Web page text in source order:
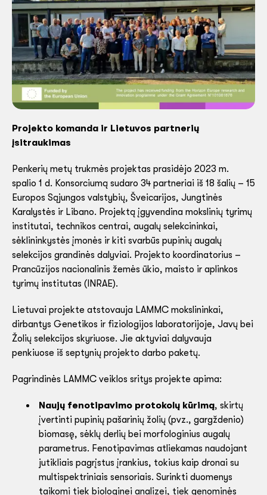
Projekto komanda ir Lietuvos partnerių
įsitraukimas
Penkerių metų trukmės projektas prasidėjo 2023 m.
spalio 1 d. Konsorciumą sudaro 34 partneriai iš 18 šalių – 15
Europos Sąjungos valstybių, Šveicarijos, Jungtinės
Karalystės ir Libano. Projektą įgyvendina mokslinių tyrimų
institutai, technikos centrai, augalų selekcininkai,
sėklininkystės įmonės ir kiti svarbūs pupinių augalų
selekcijos grandinės dalyviai. Projekto koordinatorius –
Prancūzijos nacionalinis žemės ūkio, maisto ir aplinkos
tyrimų institutas (INRAE).
Lietuvai projekte atstovauja LAMMC mokslininkai,
dirbantys Genetikos ir fiziologijos laboratorijoje, Javų bei
Žolių selekcijos skyriuose. Jie aktyviai dalyvauja
penkiuose iš septynių projekto darbo paketų.
Pagrindinės LAMMC veiklos sritys projekte apima:
Naujų fenotipavimo protokolų kūrimą, skirtų
įvertinti pupinių pašarinių žolių (pvz., gargždenio)
biomasę, sėklų derlių bei morfologinius augalų
parametrus. Fenotipavimas atliekamas naudojant
jutikliais pagrįstus įrankius, tokius kaip dronai su
multispektriniais sensoriais. Surinkti duomenys
taikomi tiek biologinei analizei, tiek genominės